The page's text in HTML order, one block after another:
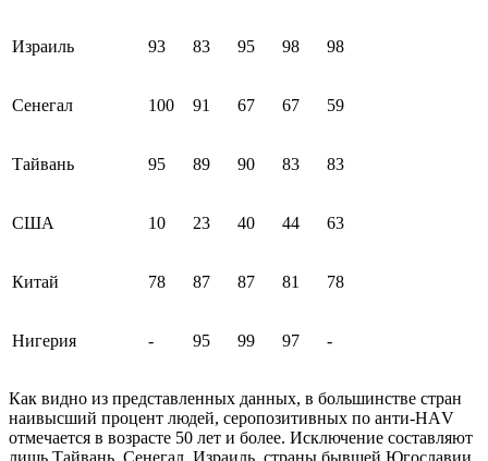
Израиль 93 83 95 98 98
Сенегал 100 91 67 67 59
Тайвань 95 89 90 83 83
США 10 23 40 44 63
Китай 78 87 87 81 78
Нигерия - 95 99 97 -
Как видно из представленных данных, в большинстве стран
наивысший процент людей, серопозитивных по анти-НАV
отмечается в возрасте 50 лет и более. Исключение составляют